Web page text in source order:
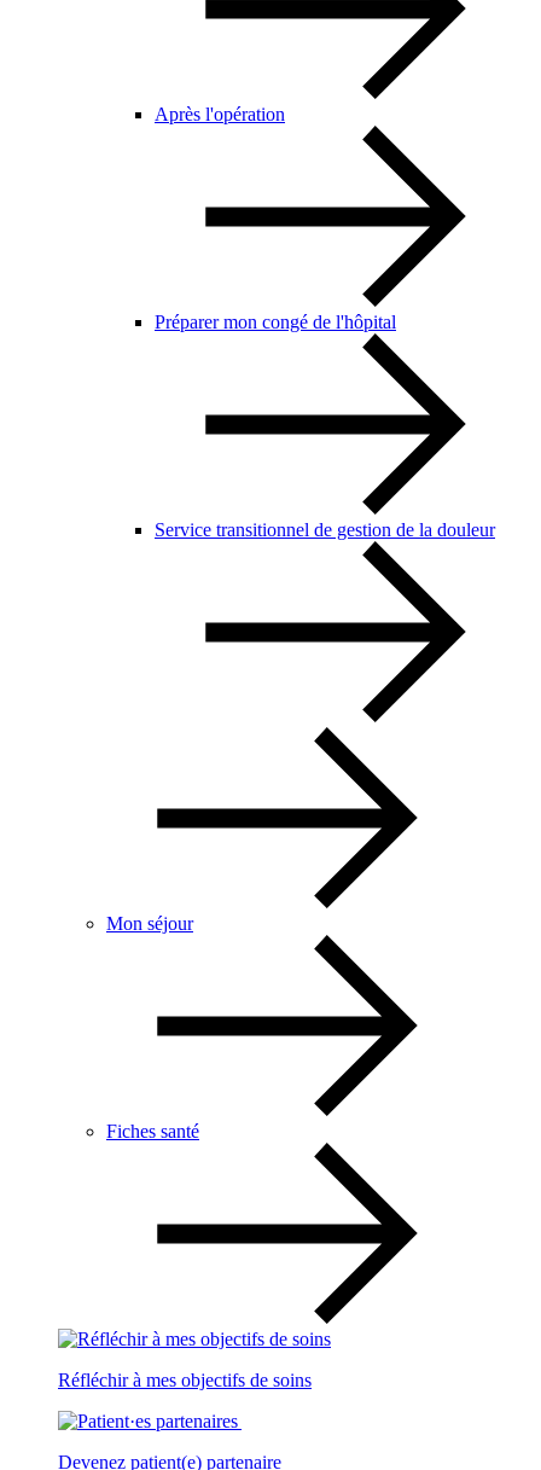
Après l'opération
Préparer mon congé de l'hôpital
Service transitionnel de gestion de la douleur
Mon séjour
Fiches santé
Réfléchir à mes objectifs de soins
Devenez patient(e) partenaire